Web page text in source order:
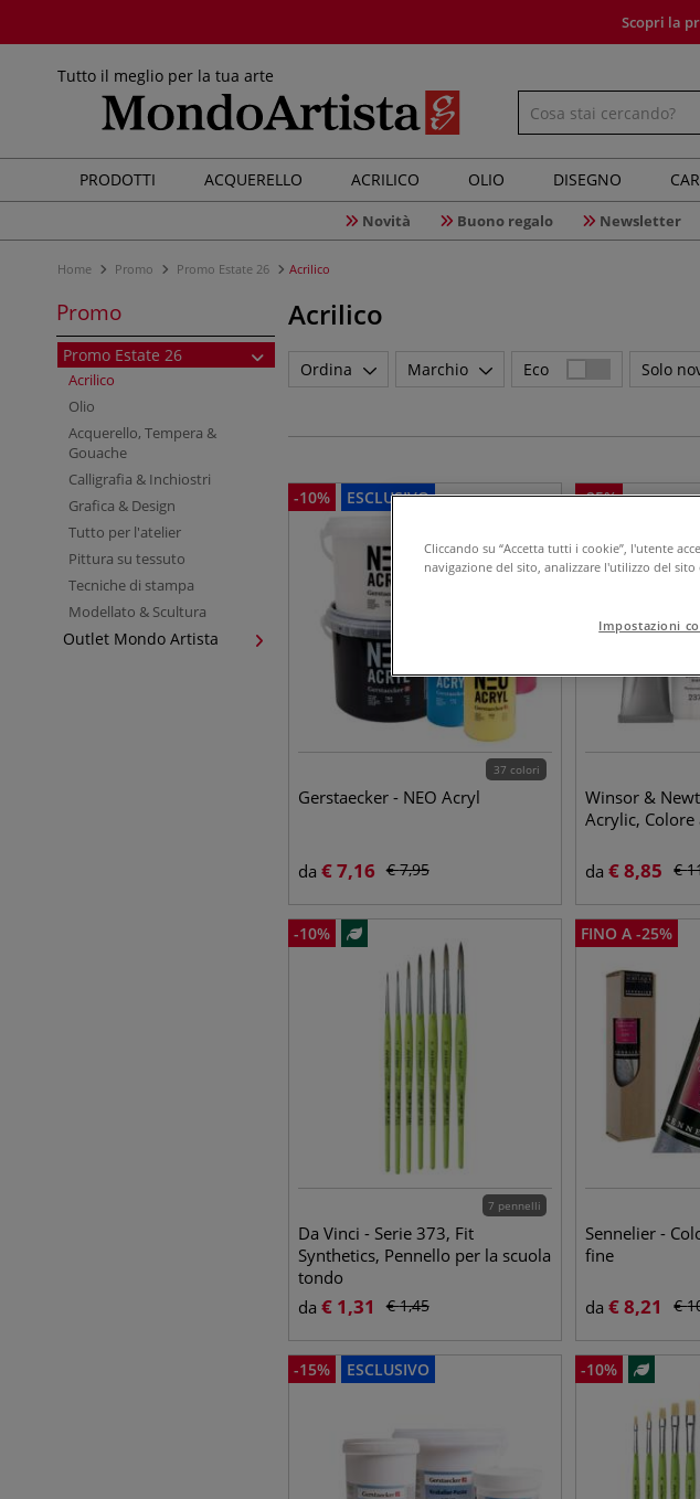
Scopri la
Tutto il meglio per la tua arte
PRODOTTI ACQUERELLO ACRILICO OLIO DISEGNO
Novità Buono regalo Newsletter
Home Promo Promo Estate 26 Acrilico
Promo
Promo Estate 26
Acrilico
Olio
Acquerello, Tempera &
Gouache
Calligrafia & Inchiostri
Grafica & Design
Tutto per l'atelier
Pittura su tessuto
Tecniche di stampa
Modellato & Scultura
Outlet Mondo Artista
Acrilico
Ordina Marchio Eco Solo
-10% ESCLUSIVO
37 colori
Gerstaecker - NEO Acryl
da €7,16 €7,95
-25%
Winsor &
Acrylic,
da €8,85 €
-10%
7 pennelli
Da Vinci - Serie 373, Fit
Synthetics, Pennello per la scuola
tondo
da € 1,31 €1,45
FINO A -25%
Sennelier -
fine
da €8,21 €
-15% ESCLUSIVO -10%
Cliccando su “Accetta tutti i cookie”, l'utente
navigazione del sito, analizzare l'utilizzo del
Impostazioni